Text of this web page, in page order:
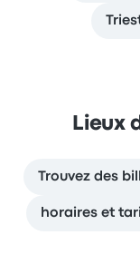
Lieux
Trouvez des
horaires et